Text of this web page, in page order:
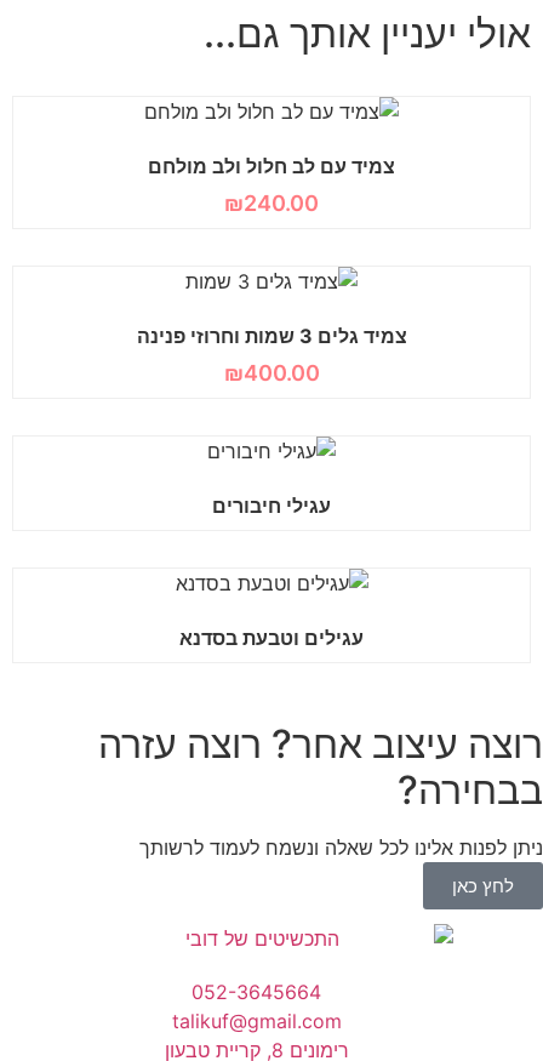
אולי יעניין אותך גם...
צמיד עם לב חלול ולב מולחם
₪240.00
צמיד גלים 3 שמות וחרוזי פנינה
₪400.00
עגילי חיבורים
עגילים וטבעת בסדנא
רוצה עיצוב אחר? רוצה עזרה
בבחירה?
ניתן לפנות אלינו לכל שאלה ונשמח לעמוד לרשותך
לחץ כאן
052-3645664
talikuf@gmail.com
רימונים 8, קריית טבעון